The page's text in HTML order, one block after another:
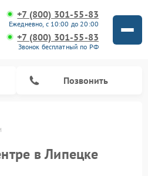
+7 (800) 301-55-83
Ежедневно, с 10:00 до 20:00
+7 (800) 301-55-83
Звонок бесплатный по РФ
Позвонить
в Липецке